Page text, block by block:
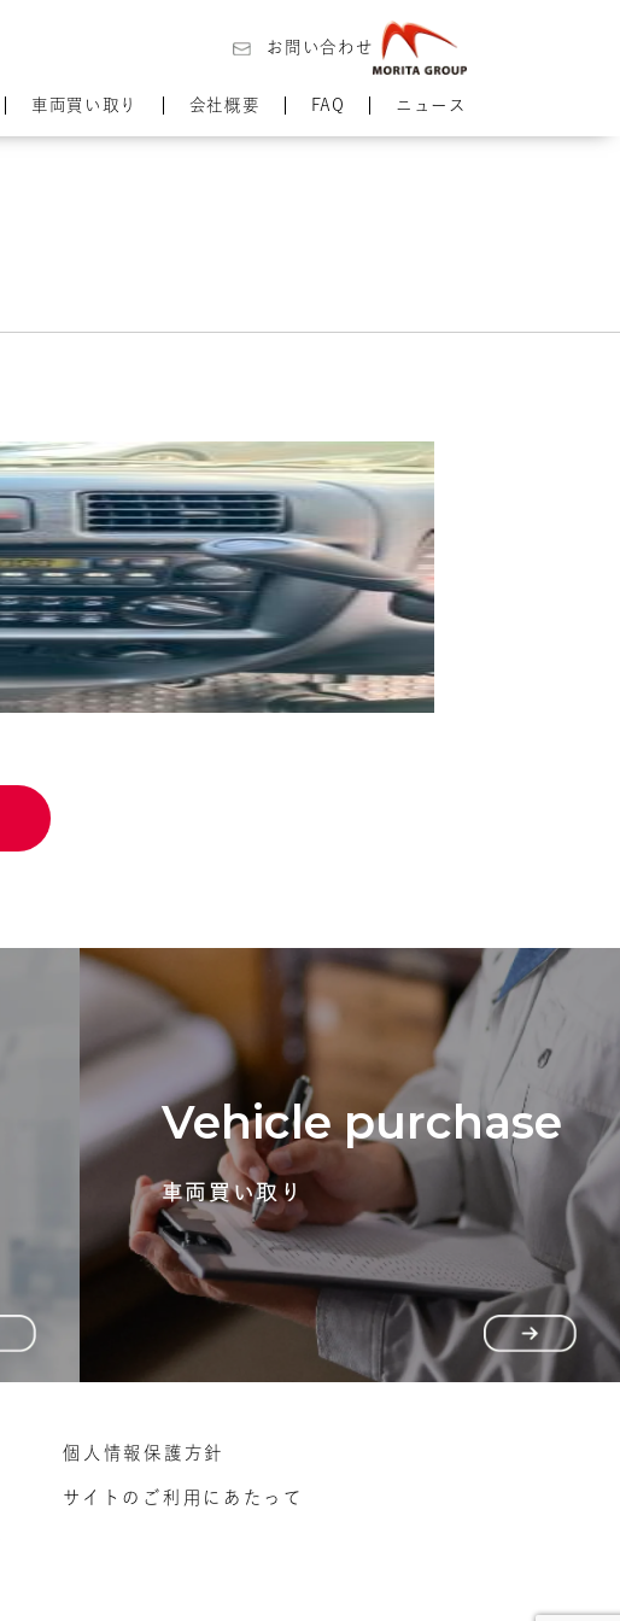
お問い合わせ
車両買い取り 会社概要 FAQ ニュース
Vehicle purchase
車両買い取り
個人情報保護方針
サイトのご利用にあたって